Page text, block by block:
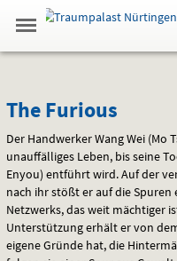
Springe
zum
,zum
.
Navigation
Gehe
zur
Standortauswahl
Hinweis
The
Furious
The Furious
Der Handwerker Wang Wei (Mo
unauffälliges Leben, bis seine
Enyou) entführt wird. Auf der
nach ihr stößt er auf die
Netzwerks, das weit mächtiger
Unterstützung erhält er von
eigene Gründe hat, die